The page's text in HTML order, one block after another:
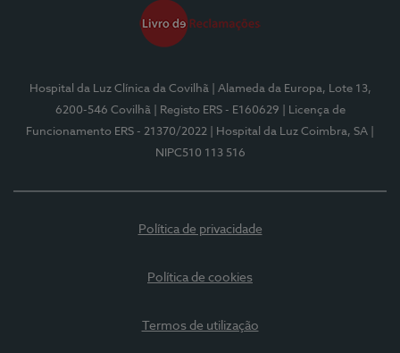
Hospital da Luz Clínica da Covilhã
| Alameda da Europa, Lote 13,
6200-546 Covilhã
| Registo ERS - E160629
| Licença de
Funcionamento ERS - 21370/2022
| Hospital da Luz Coimbra, SA
NIPC510 113 516
Política de privacidade
Política de cookies
Termos de utilização